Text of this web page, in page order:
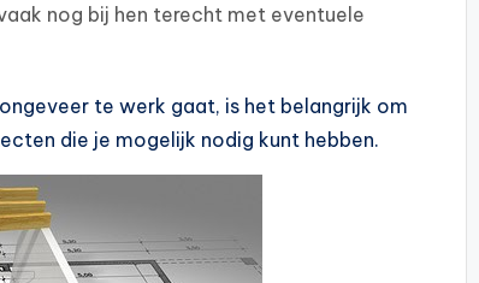
nog bij hen terecht met eventuele
te werk gaat, is het belangrijk om
die je mogelijk nodig kunt hebben.